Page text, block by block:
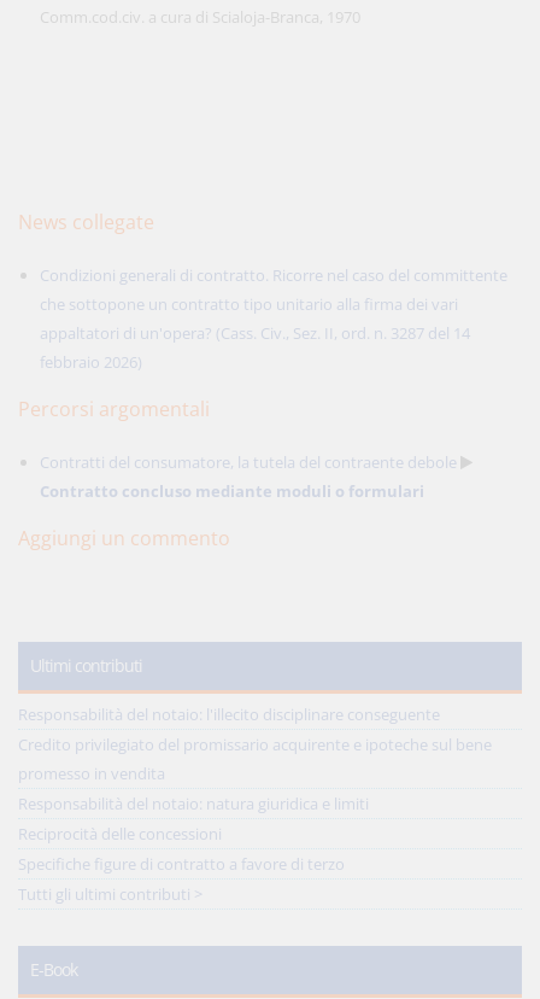
Comm.cod.civ. a cura di Scialoja-Branca, 1970
News collegate
Condizioni generali di contratto. Ricorre nel caso del committente
che sottopone un contratto tipo unitario alla firma dei vari
appaltatori di un'opera? (Cass. Civ., Sez. II, ord. n. 3287 del 14
febbraio 2026)
Percorsi argomentali
Contratti del consumatore, la tutela del contraente debole
Contratto concluso mediante moduli o formulari
Aggiungi un commento
Ultimi contributi
Responsabilità del notaio: l'illecito disciplinare conseguente
Credito privilegiato del promissario acquirente e ipoteche sul bene
promesso in vendita
Responsabilità del notaio: natura giuridica e limiti
Reciprocità delle concessioni
Specifiche figure di contratto a favore di terzo
Tutti gli ultimi contributi >
E-Book